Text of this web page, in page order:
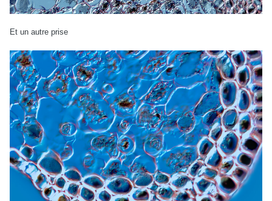
Et un autre prise